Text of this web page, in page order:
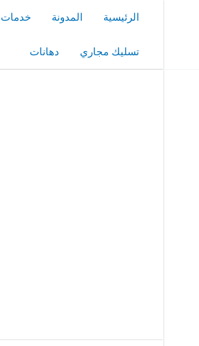
الرئيسية المدونة خدمات
تسليك مجاري دهانات